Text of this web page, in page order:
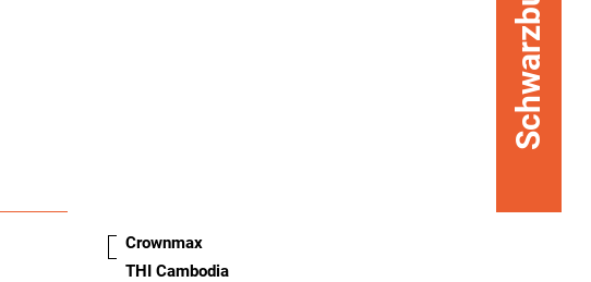
Schwarzbunt
Crownmax
THI Cambodia